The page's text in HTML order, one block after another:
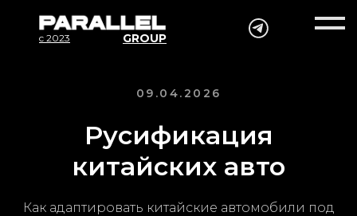
c 2023 GROUP
09.04.2026
Русификация
китайских авто
Как адаптировать китайские автомобили под